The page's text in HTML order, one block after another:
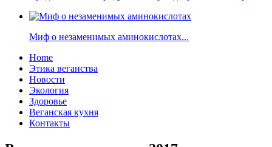
Миф о незаменимых аминокислотах...
Home
Этика веганства
Новости
Экология
Здоровье
Веганская кухня
Контакты